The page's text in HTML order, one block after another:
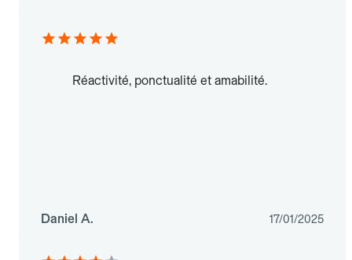
Réactivité, ponctualité et amabilité.
Daniel A. 17/01/2025